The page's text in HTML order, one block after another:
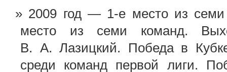
2009 год — 1-е место из
место из семи команд.
В. А. Лазицкий. Победа в
среди команд первой лиги.